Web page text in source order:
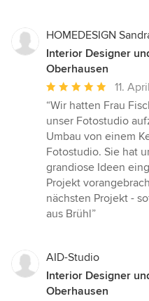
HOMEDESIGN
Interior Designer
Oberhausen
Durchschnittliche
Bewertung:
5
von
5
Sternen
11.
“Wir hatten Frau
unser Fotostudio
Umbau von einem
Fotostudio. Sie hat
grandiose Ideen
Projekt
nächsten Projekt -
aus Brühl”
AID-Studio
Interior Designer
Oberhausen